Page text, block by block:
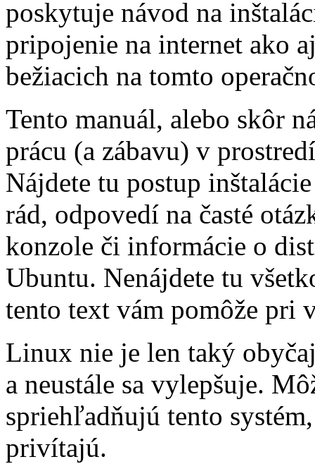
poskytuje návod na
pripojenie na internet ako
bežiacich na tomto
Tento manuál, alebo skôr
prácu (a zábavu) v
Nájdete tu postup
rád, odpovedí na časté
konzole či informácie o
Ubuntu. Nenájdete tu
tento text vám pomôže pri
Linux nie je len taký
a neustále sa vylepšuje.
spriehľadňujú tento
privítajú.